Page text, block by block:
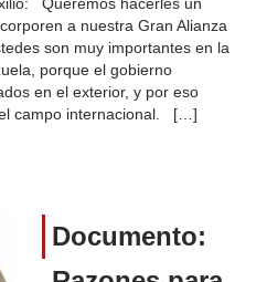
a nuestra Gran Alianza
son muy importantes en la
porque el gobierno
en el exterior, y por eso
campo internacional. […]
Documento: